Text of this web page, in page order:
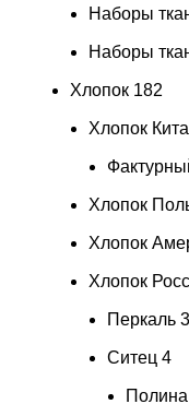
Наборы
Наборы
Хлопок 182
Хлопок
Хлопок
Хлопок
Хлопок
Перкаль 3
Ситец 4
Полина